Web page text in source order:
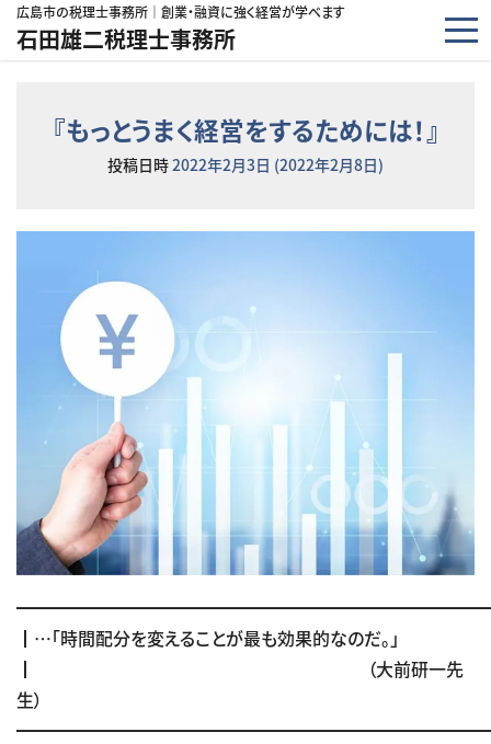
コンテンツへスキップ
広島市の税理士事務所｜創業・融資に強く経営が学べます
石田雄二税理士事務所
『もっとうまく経営をするためには！』
投稿日時2022年2月3日 (2022年2月8日)
┃…「時間配分を変えることが最も効果的なのだ。」
┃ （大前研一先
生）